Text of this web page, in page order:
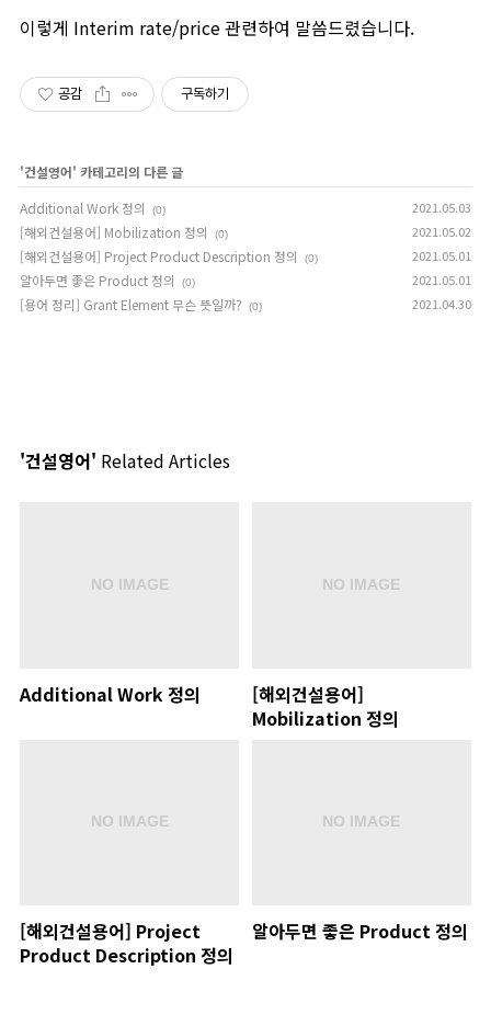
이렇게 Interim rate/price 관련하여 말씀드렸습니다.
공감 구독하기
'건설영어' 카테고리의 다른 글
Additional Work 정의
(0) 2021.05.03
[해외건설용어] Mobilization 정의 (0) 2021.05.02
[해외건설용어] Project Product Description 정의 (0) 2021.05.01
알아두면 좋은 Product 정의 (0) 2021.05.01
[용어 정리] Grant Element 무슨 뜻일까? (0) 2021.04.30
'건설영어' Related Articles
Additional Work 정의
[해외건설용어]
Mobilization 정의
[해외건설용어] Project
Product Description 정의
알아두면 좋은 Product 정의